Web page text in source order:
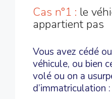
Cas n°1 : le
appartient pas
Vous avez cédé
véhicule, ou bien
volé ou on a
d’immatriculation :